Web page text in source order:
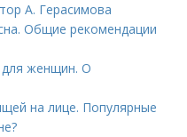
А. Герасимова
Общие рекомендации
для женщин. О
на лице. Популярные